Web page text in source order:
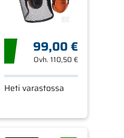
99,00 €
Ovh.110,50 €
Heti varastossa